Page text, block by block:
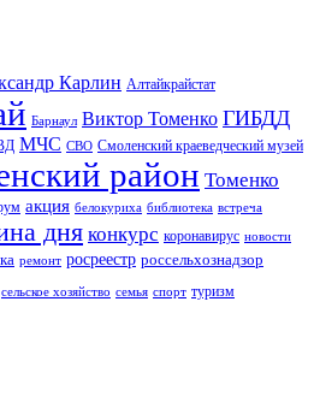
Карлин Алтайкрайстат
Барнаул Виктор Томенко ГИБДД
МЧС СВО Смоленский краеведческий музей
район Томенко
акция белокуриха библиотека встреча
дня конкурс коронавирус новости
ремонт росреестр россельхознадзор
сельское хозяйство семья спорт туризм